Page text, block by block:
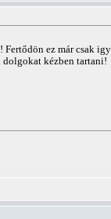
ez már csak
dolgokat kézben tartani!